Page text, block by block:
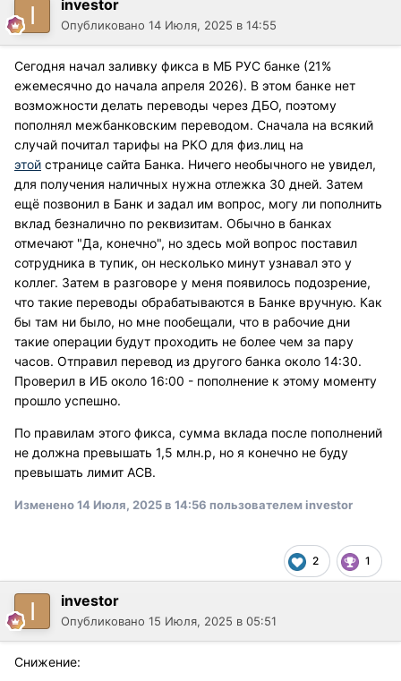
investor
Опубликовано 14 Июля, 2025 в 14:55
Сегодня начал заливку фикса в МБ РУС банке (21%
ежемесячно до начала апреля 2026). В этом банке нет
возможности делать переводы через ДБО, поэтому
пополнял межбанковским переводом. Сначала на всякий
случай почитал тарифы на РКО для физ.лиц на
этой странице сайта Банка. Ничего необычного не увидел,
для получения наличных нужна отлежка 30 дней. Затем
ещё позвонил в Банк и задал им вопрос, могу ли пополнить
вклад безналично по реквизитам. Обычно в банках
отмечают "Да, конечно", но здесь мой вопрос поставил
сотрудника в тупик, он несколько минут узнавал это у
коллег. Затем в разговоре у меня появилось подозрение,
что такие переводы обрабатываются в Банке вручную. Как
бы там ни было, но мне пообещали, что в рабочие дни
такие операции будут проходить не более чем за пару
часов. Отправил перевод из другого банка около 14:30.
Проверил в ИБ около 16:00 - пополнение к этому моменту
прошло успешно.
По правилам этого фикса, сумма вклада после пополнений
не должна превышать 1,5 млн.р, но я конечно не буду
превышать лимит АСВ.
Изменено14 Июля, 2025 в 14:56 пользователем investor
2 1
investor
Опубликовано 15 Июля, 2025 в 05:51
Снижение: